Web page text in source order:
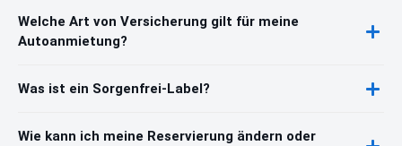
Welche Art von Versicherung gilt für meine
Autoanmietung?
Was ist ein Sorgenfrei-Label?
Wie kann ich meine Reservierung ändern oder